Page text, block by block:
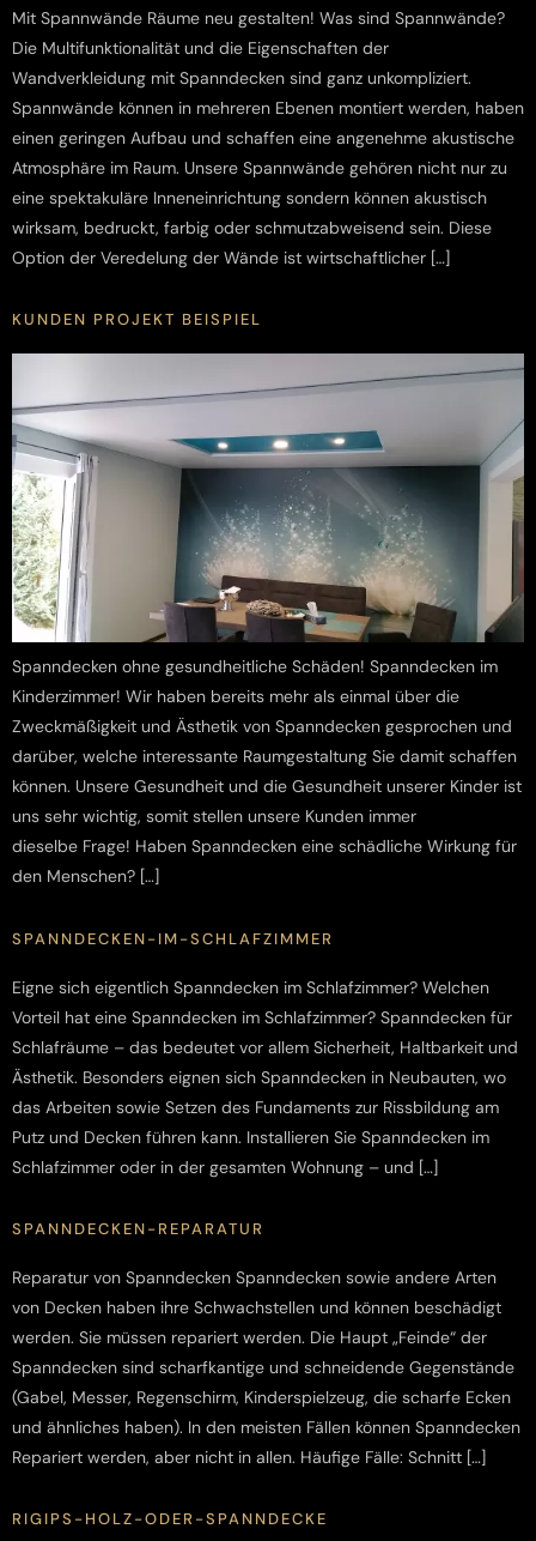
Mit Spannwände Räume neu gestalten! Was sind Spannwände?
Die Multifunktionalität und die Eigenschaften der
Wandverkleidung mit Spanndecken sind ganz unkompliziert.
Spannwände können in mehreren Ebenen montiert werden, haben
einen geringen Aufbau und schaffen eine angenehme akustische
Atmosphäre im Raum. Unsere Spannwände gehören nicht nur zu
eine spektakuläre Inneneinrichtung sondern können akustisch
wirksam, bedruckt, farbig oder schmutzabweisend sein. Diese
Option der Veredelung der Wände ist wirtschaftlicher […]
KUNDEN PROJEKT BEISPIEL
Spanndecken ohne gesundheitliche Schäden! Spanndecken im
Kinderzimmer! Wir haben bereits mehr als einmal über die
Zweckmäßigkeit und Ästhetik von Spanndecken gesprochen und
darüber, welche interessante Raumgestaltung Sie damit schaffen
können. Unsere Gesundheit und die Gesundheit unserer Kinder ist
uns sehr wichtig, somit stellen unsere Kunden immer
dieselbe Frage! Haben Spanndecken eine schädliche Wirkung für
den Menschen? […]
SPANNDECKEN-IM-SCHLAFZIMMER
Eigne sich eigentlich Spanndecken im Schlafzimmer? Welchen
Vorteil hat eine Spanndecken im Schlafzimmer? Spanndecken für
Schlafräume – das bedeutet vor allem Sicherheit, Haltbarkeit und
Ästhetik. Besonders eignen sich Spanndecken in Neubauten, wo
das Arbeiten sowie Setzen des Fundaments zur Rissbildung am
Putz und Decken führen kann. Installieren Sie Spanndecken im
Schlafzimmer oder in der gesamten Wohnung – und […]
SPANNDECKEN-REPARATUR
Reparatur von Spanndecken Spanndecken sowie andere Arten
von Decken haben ihre Schwachstellen und können beschädigt
werden. Sie müssen repariert werden. Die Haupt „Feinde“ der
Spanndecken sind scharfkantige und schneidende Gegenstände
(Gabel, Messer, Regenschirm, Kinderspielzeug, die scharfe Ecken
und ähnliches haben). In den meisten Fällen können Spanndecken
Repariert werden, aber nicht in allen. Häufige Fälle: Schnitt […]
RIGIPS-HOLZ-ODER-SPANNDECKE